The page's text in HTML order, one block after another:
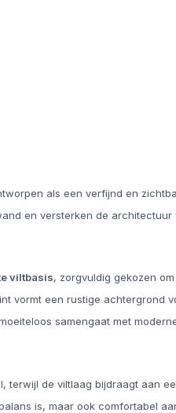
als een verfijnd en
en versterken de architectuur
viltbasis, zorgvuldig gekozen
vormt een rustige achtergrond
samengaat met
terwijl de viltlaag bijdraagt aan
is, maar ook comfortabel